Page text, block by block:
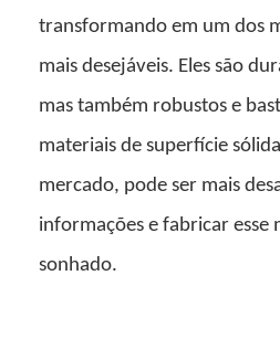
transformando em um dos
mais desejáveis. Eles são
mas também robustos e
materiais de superfície
mercado, pode ser mais
informações e fabricar esse
sonhado.